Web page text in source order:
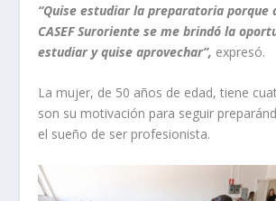
“Quise estudiar la preparatoria porque
CASEF Suroriente se me brindó la
estudiar y quise aprovechar”, expresó.
La mujer, de 50 años de edad, tiene
son su motivación para seguir
el sueño de ser profesionista.